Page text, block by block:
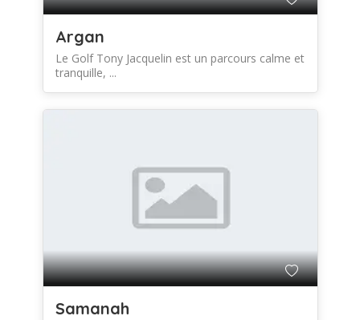
Argan
Le Golf Tony Jacquelin est un parcours calme et
tranquille, ...
Samanah